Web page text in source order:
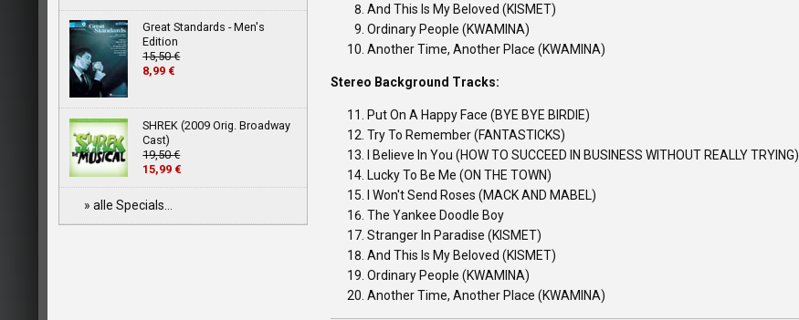
Great Standards - Men's
Edition
15,50 €
8,99 €
SHREK (2009 Orig. Broadway
Cast)
19,50 €
15,99 €
» alle Specials...
And This Is My Beloved (KISMET)
Ordinary People (KWAMINA)
Another Time, Another Place (KWAMINA)
Stereo Background Tracks:
Put On A Happy Face (BYE BYE BIRDIE)
Try To Remember (FANTASTICKS)
I Believe In You (HOW TO SUCCEED IN BUSINESS WITHOUT REALLY TRYING)
Lucky To Be Me (ON THE TOWN)
I Won't Send Roses (MACK AND MABEL)
The Yankee Doodle Boy
Stranger In Paradise (KISMET)
And This Is My Beloved (KISMET)
Ordinary People (KWAMINA)
Another Time, Another Place (KWAMINA)